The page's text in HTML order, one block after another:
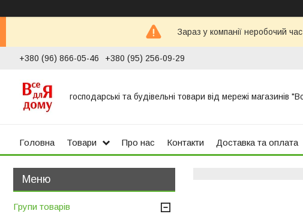
Зараз у компанії неробочий
+380 (96) 866-05-46 +380 (95) 256-09-29
господарські та будівельні товари від мережі магазинів
Головна Товари Про нас Контакти Доставка та оплата
Групи товарів